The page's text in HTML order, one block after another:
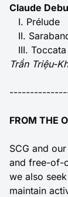
Claude
I. Prélude
II.
III. Toccata
Trần Triệu-
FROM THE
SCG and
and free-of-
we also
maintain